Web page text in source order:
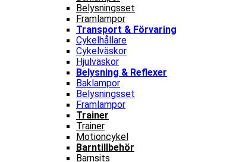
Belysningsset
Framlampor
Transport & Förvaring
Cykelhållare
Cykelväskor
Hjulväskor
Belysning & Reflexer
Baklampor
Belysningsset
Framlampor
Trainer
Trainer
Motioncykel
Barntillbehör
Barnsits